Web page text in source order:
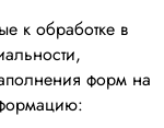
к обработке в
форм на